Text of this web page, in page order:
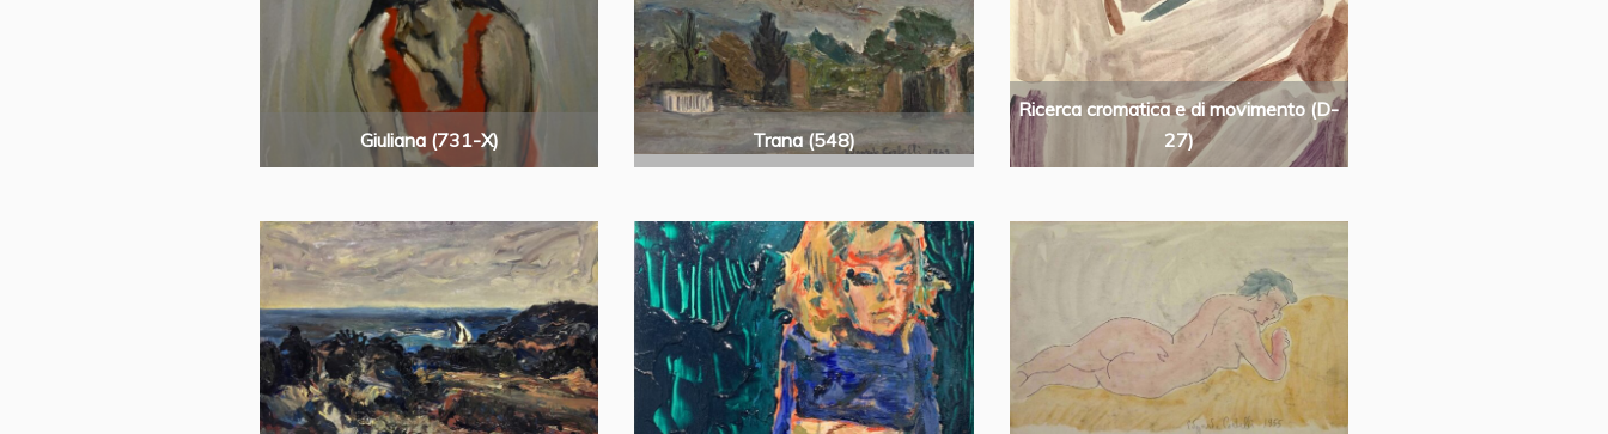
Giuliana (731-X) Trana (548)
Ricerca cromatica e di movimento (D-
27)